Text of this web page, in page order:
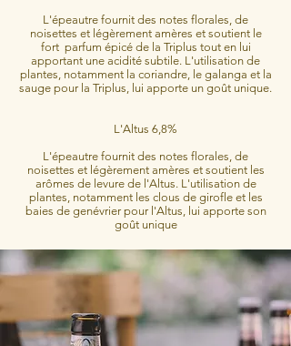
L'épeautre fournit des notes florales, de
noisettes et légèrement amères et soutient le
fort parfum épicé de la Triplus tout en lui
apportant une acidité subtile. L'utilisation de
plantes, notamment la coriandre, le galanga et la
sauge pour la Triplus, lui apporte un goût unique.
L'Altus 6,8%
L'épeautre fournit des notes florales, de
noisettes et légèrement amères et soutient les
arômes de levure de l'Altus. L'utilisation de
plantes, notamment les clous de girofle et les
baies de genévrier pour l'Altus, lui apporte son
goût unique